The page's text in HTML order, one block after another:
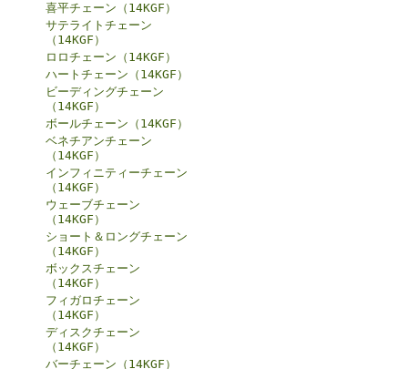
喜平チェーン（14KGF）
サテライトチェーン
（14KGF）
ロロチェーン（14KGF）
ハートチェーン（14KGF）
ビーディングチェーン
（14KGF）
ボールチェーン（14KGF）
ベネチアンチェーン
（14KGF）
インフィニティーチェーン
（14KGF）
ウェーブチェーン
（14KGF）
ショート＆ロングチェーン
（14KGF）
ボックスチェーン
（14KGF）
フィガロチェーン
（14KGF）
ディスクチェーン
（14KGF）
バーチェーン（14KGF）